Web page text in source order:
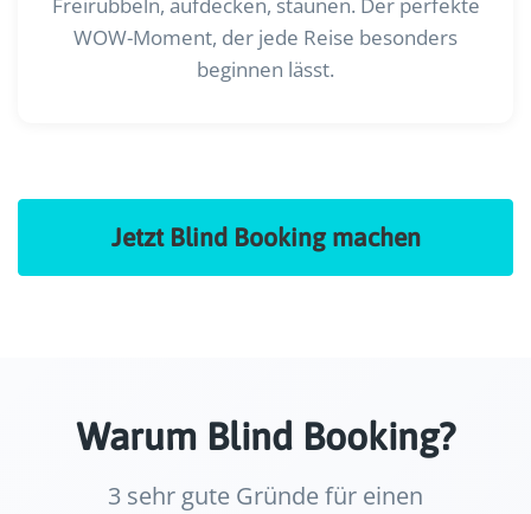
WOW-Moment, der jede Reise besonders
beginnen lässt.
Jetzt Blind Booking machen
Warum Blind Booking?
3 sehr gute Gründe für einen